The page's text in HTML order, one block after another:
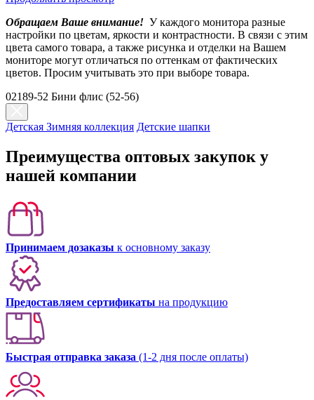
Обращаем Ваше внимание! У каждого монитора разные
настройки по цветам, яркости и контрастности. В связи с этим
цвета самого товара, а также рисунка и отделки на Вашем
мониторе могут отличаться по оттенкам от фактических
цветов. Просим учитывать это при выборе товара.
02189-52 Бини флис (52-56)
Детская Зимняя коллекция Детские шапки
Преимущества оптовых закупок у
нашей компании
Принимаем дозаказы к основному заказу
Предоставляем сертификаты на продукцию
Быстрая отправка заказа (1-2 дня после оплаты)